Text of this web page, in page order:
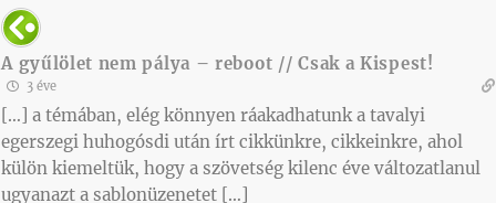
A gyűlölet nem pálya – reboot // Csak a Kispest!
3 éve
[…] a témában, elég könnyen ráakadhatunk a tavalyi
egerszegi huhogósdi után írt cikkünkre, cikkeinkre, ahol
külön kiemeltük, hogy a szövetség kilenc éve változatlanul
ugyanazt a sablonüzenetet […]